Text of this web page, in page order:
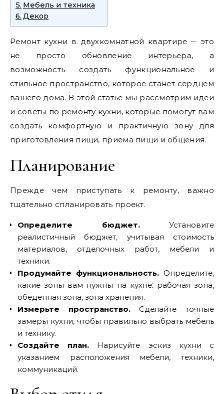
Мебель и техника
Декор
Ремонт кухни в двухкомнатной квартире ─ это
не просто обновление интерьера, а
возможность создать функциональное и
стильное пространство, которое станет сердцем
вашего дома. В этой статье мы рассмотрим идеи
и советы по ремонту кухни, которые помогут вам
создать комфортную и практичную зону для
приготовления пищи, приема пищи и общения.
Планирование
Прежде чем приступать к ремонту, важно
тщательно спланировать проект.
Определите бюджет.Установите
реалистичный бюджет, учитывая стоимость
материалов, отделочных работ, мебели и
техники.
Продумайте функциональность. Определите,
какие зоны вам нужны на кухне⁚ рабочая зона,
обеденная зона, зона хранения.
Измерьте пространство.Сделайте точные
замеры кухни, чтобы правильно выбрать мебель
и технику.
Создайте план. Нарисуйте эскиз кухни с
указанием расположения мебели, техники,
коммуникаций.